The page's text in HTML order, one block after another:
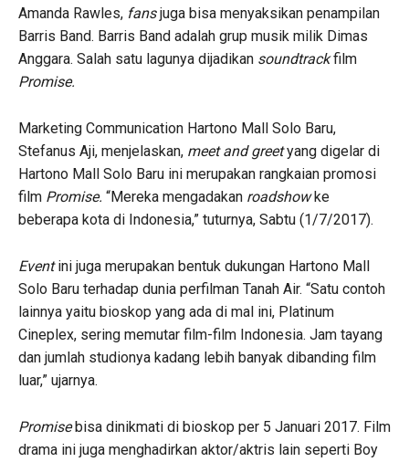
Amanda Rawles, fansjuga bisa menyaksikan penampilan
Barris Band. Barris Band adalah grup musik milik Dimas
Anggara. Salah satu lagunya dijadikan soundtrackfilm
Promise.
Marketing Communication Hartono Mall Solo Baru,
Stefanus Aji, menjelaskan, meet and greetyang digelar di
Hartono Mall Solo Baru ini merupakan rangkaian promosi
film Promise. “Mereka mengadakan roadshowke
beberapa kota di Indonesia,” tuturnya, Sabtu (1/7/2017).
Eventini juga merupakan bentuk dukungan Hartono Mall
Solo Baru terhadap dunia perfilman Tanah Air. “Satu contoh
lainnya yaitu bioskop yang ada di mal ini, Platinum
Cineplex, sering memutar film-film Indonesia. Jam tayang
dan jumlah studionya kadang lebih banyak dibanding film
luar,” ujarnya.
Promisebisa dinikmati di bioskop per 5 Januari 2017. Film
drama ini juga menghadirkan aktor/aktris lain seperti Boy